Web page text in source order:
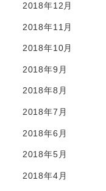
2018年12月
2018年11月
2018年10月
2018年9月
2018年8月
2018年7月
2018年6月
2018年5月
2018年4月